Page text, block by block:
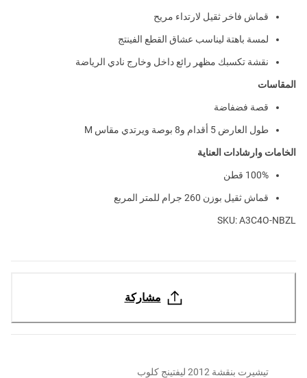
قماش فاخر ثقيل لارتداء مريح
لمسة باهتة ليناسب عشاق القطع الفينتج
نقشة تكسبك مظهر رائع داخل وخارج نادي الرياضة
المقاسات
قصة فضفاضة
طول العارض 5 أقدام و8 بوصة ويرتدي مقاس M
الخامات وارشادات العناية
100% قطن
قماش ثقيل بوزن 260 جرام للمتر المربع
SKU: A3C4O-NBZL
مشاركة
تيشيرت بنقشة 2012 ليفتينج كلوب